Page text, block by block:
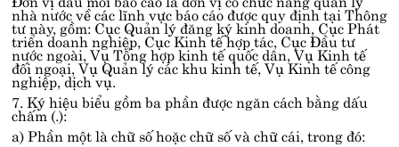
nhà nước về các lĩnh vực báo cáo được quy định tại Thông
tư này, gồm: Cục Quản lý đăng ký kinh doanh, Cục Phát
triển doanh nghiệp, Cục Kinh tế hợp tác, Cục Đầu tư
nước ngoài, Vụ Tổng hợp kinh tế quốc dân, Vụ Kinh tế
đối ngoại, Vụ Quản lý các khu kinh tế, Vụ Kinh tế công
nghiệp, dịch vụ.
7. Ký hiệu biểu gồm ba phần được ngăn cách bằng dấu
chấm (.):
a) Phần một là chữ số hoặc chữ số và chữ cái, trong đó: